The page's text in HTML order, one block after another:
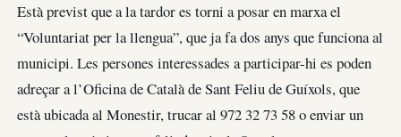
Està previst que a la tardor es torni a posar en marxa el
“Voluntariat per la llengua”, que ja fa dos anys que funciona al
municipi. Les persones interessades a participar-hi es poden
adreçar a l’Oficina de Català de Sant Feliu de Guíxols, que
està ubicada al Monestir, trucar al 972 32 73 58 o enviar un